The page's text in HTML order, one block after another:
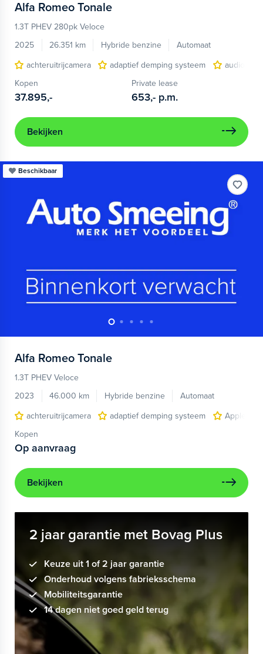
Alfa Romeo Tonale
1.3T PHEV 280pk Veloce
2025
26.351 km Hybride benzine
Automaat
achteruitrijcamera
adaptief demping systeem
audio
Kopen
37.895,-
Private lease
653,- p.m.
Bekijken
Beschikbaar
Alfa Romeo Tonale
1.3T PHEV Veloce
2023
46.000 km Hybride benzine
Automaat
achteruitrijcamera
adaptief demping systeem
Apple
Kopen
Op aanvraag
Bekijken
2 jaar garantie met Bovag Plus
Keuze uit 1 of 2 jaar garantie
Onderhoud volgens fabrieksschema
Mobiliteitsgarantie
14 dagen niet goed geld terug